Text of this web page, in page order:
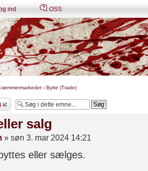
ind OSS
‹ Bytte (Trade)
salg
» søn 3. mar 2024 14:21
eller sælges.